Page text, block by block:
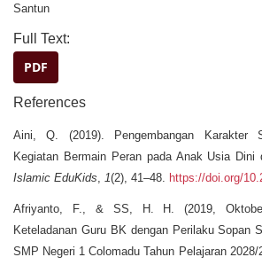
Santun
Full Text:
PDF
References
Aini, Q. (2019). Pengembangan Karakter
Kegiatan Bermain Peran pada Anak Usia
Islamic EduKids, 1(2), 41–48. https://doi.org/
Afriyanto, F., & SS, H. H. (2019,
Keteladanan Guru BK dengan Perilaku Sopan
SMP Negeri 1 Colomadu Tahun Pelajaran 2028/